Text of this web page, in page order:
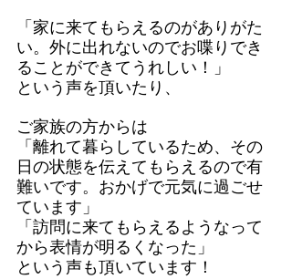
「家に来てもらえるのがありがた
い。外に出れないのでお喋りでき
ることができてうれしい！」
という声を頂いたり、
ご家族の方からは
「離れて暮らしているため、その
日の状態を伝えてもらえるので有
難いです。おかげで元気に過ごせ
ています」
「訪問に来てもらえるようなって
から表情が明るくなった」
という声も頂いています！